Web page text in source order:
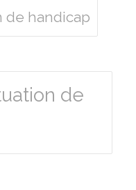
de handicap
de